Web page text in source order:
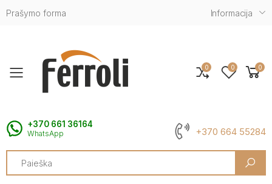
Prašymo forma Informacija
Toggle mobile menu
+370 661 36164
WhatsApp +370 664 55284
Search
0 0 0